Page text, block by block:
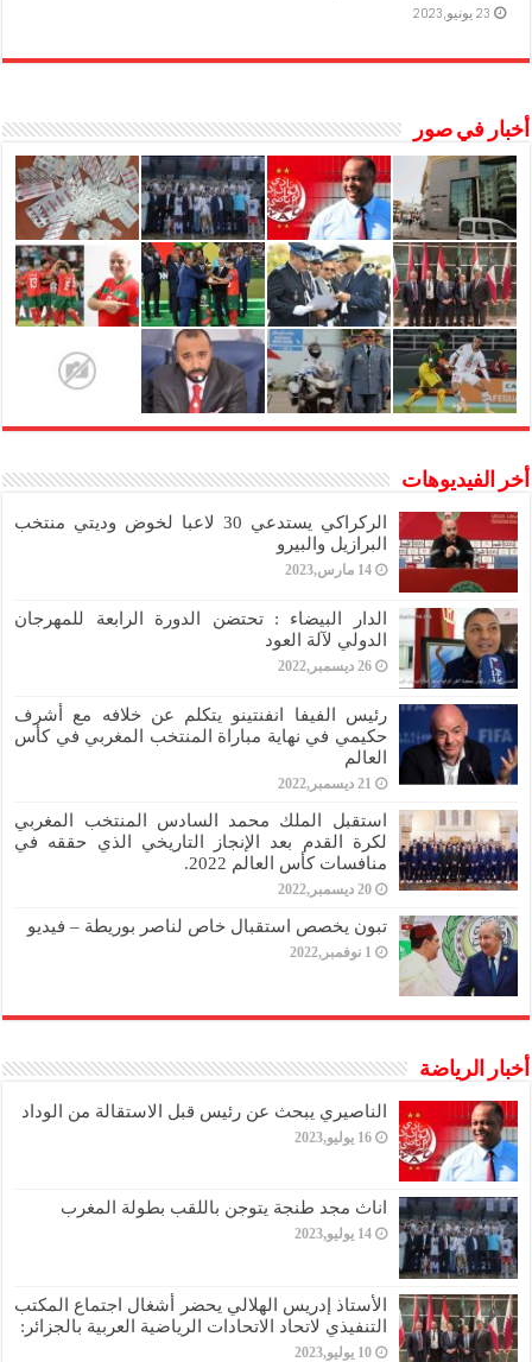
23 يونيو,2023
أخبار في صور
أخر الفيديوهات
الركراكي يستدعي 30 لاعبا لخوض وديتي منتخب
البرازيل والبيرو
14 مارس,2023
الدار البيضاء : تحتضن الدورة الرابعة للمهرجان
الدولي لآلة العود
26 ديسمبر,2022
رئيس الفيفا انفنتينو يتكلم عن خلافه مع أشرف
حكيمي في نهاية مباراة المنتخب المغربي في كأس
العالم
21 ديسمبر,2022
استقبل الملك محمد السادس المنتخب المغربي
لكرة القدم بعد الإنجاز التاريخي الذي حققه في
منافسات كأس العالم 2022.
20 ديسمبر,2022
تبون يخصص استقبال خاص لناصر بوريطة – فيديو
1 نوفمبر,2022
أخبار الرياضة
الناصيري يبحث عن رئيس قبل الاستقالة من الوداد
16 يوليو,2023
اناث مجد طنجة يتوجن باللقب بطولة المغرب
14 يوليو,2023
الأستاذ إدريس الهلالي يحضر أشغال اجتماع المكتب
التنفيذي لاتحاد الاتحادات الرياضية العربية بالجزائر:
10 يوليو,2023